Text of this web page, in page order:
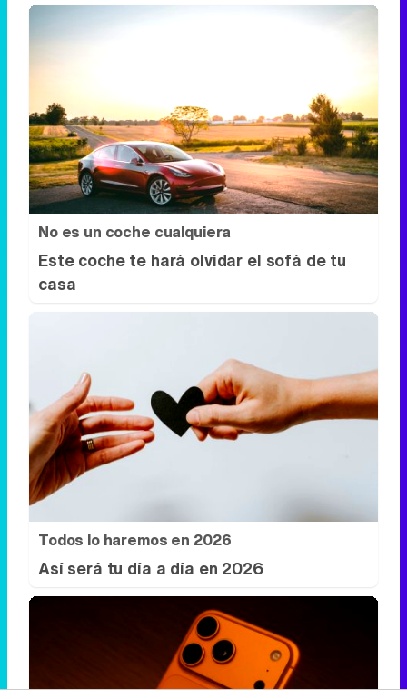
No es un coche cualquiera
Este coche te hará olvidar el sofá de tu
casa
Todos lo haremos en 2026
Así será tu día a día en 2026